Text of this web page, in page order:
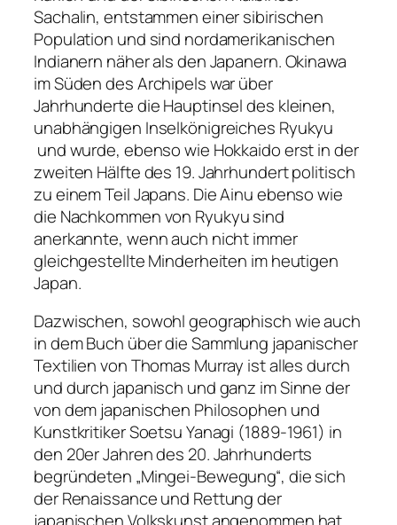
Sachalin, entstammen einer sibirischen
Population und sind nordamerikanischen
Indianern näher als den Japanern. Okinawa
im Süden des Archipels war über
Jahrhunderte die Hauptinsel des kleinen,
unabhängigen Inselkönigreiches Ryukyu
und wurde, ebenso wie Hokkaido erst in der
zweiten Hälfte des 19. Jahrhundert politisch
zu einem Teil Japans. Die Ainu ebenso wie
die Nachkommen von Ryukyu sind
anerkannte, wenn auch nicht immer
gleichgestellte Minderheiten im heutigen
Japan.
Dazwischen, sowohl geographisch wie auch
in dem Buch über die Sammlung japanischer
Textilien von Thomas Murray ist alles durch
und durch japanisch und ganz im Sinne der
von dem japanischen Philosophen und
Kunstkritiker Soetsu Yanagi (1889-1961) in
den 20er Jahren des 20. Jahrhunderts
begründeten „Mingei-Bewegung“, die sich
der Renaissance und Rettung der